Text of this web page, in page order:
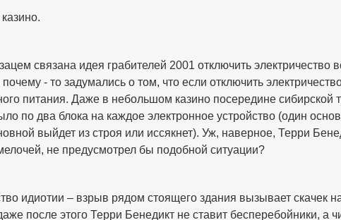
связана идея грабителей 2001 отключить электричество
- то задумались о том, что если отключить
питания. Даже в небольшом казино посередине сибирской
по два блока на каждое электронное устройство (один
выйдет из строя или иссякнет). Уж, наверное, Терри
не предусмотрел бы подобной ситуации?
идиотии – взрыв рядом стоящего здания вызывает скачек
после этого Терри Бенедикт не ставит бесперебойники, а